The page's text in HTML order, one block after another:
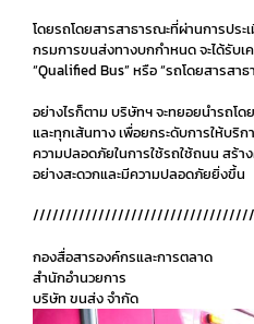
โดยรถโดยสารสาธารณะที่ผ่านการปร
กรมการขนส่งทางบกกำหนด จะได้รับเ
“Qualified Bus” หรือ “รถโดยสารสา
อย่างไรก็ตาม บริษัทฯ จะทยอยนำรถโด
และทุกเส้นทาง เพื่อยกระดับการให้บริ
ความปลอดภัยในการใช้รถใช้ถนน สร้า
อย่างสะดวกและมีความปลอดภัยยิ่งขึ้น
//////////////////////////////////
กองสื่อสารองค์กรและการตลาด
สำนักอำนวยการ
บริษัท ขนส่ง จำกัด